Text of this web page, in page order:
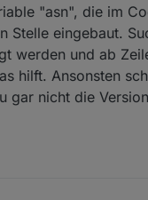
false);  //
AC-Ladung
{
true);  //
für deine Arbeit :)
"asn", die im
eingebaut.
werden und ab
hilft. Ansonsten
nicht die